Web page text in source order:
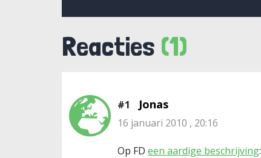
Reacties (1)
#1 Jonas
16 januari 2010 , 20:16
Op FD een aardige beschrijving: